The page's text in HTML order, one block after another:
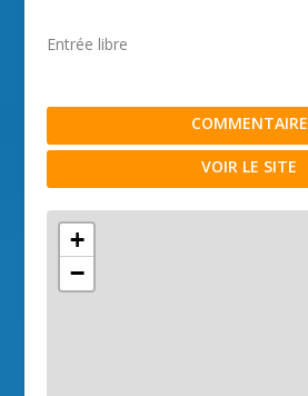
Entrée libre
COMMENTAIRE
VOIR LE SITE
+
−